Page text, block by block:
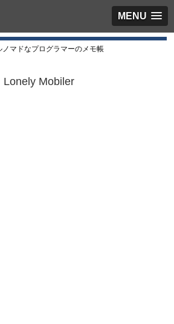
MENU
ノマドなプログラマーのメモ帳
Lonely Mobiler